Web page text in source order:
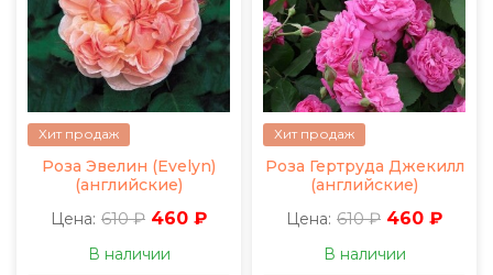
Хит продаж
Роза Эвелин (Evelyn)
(английские)
Цена: 610 ₽ 460 ₽
В наличии
Хит продаж
Роза Гертруда Джекилл
(английские)
Цена: 610 ₽ 460 ₽
В наличии